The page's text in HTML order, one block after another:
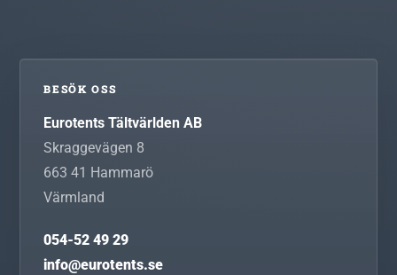
BESÖK OSS
Eurotents Tältvärlden AB
Skraggevägen 8
663 41 Hammarö
Värmland
054-52 49 29
info@eurotents.se